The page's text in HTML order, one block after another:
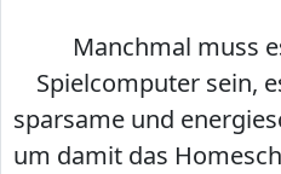
Manchmal muss
Spielcomputer sein,
sparsame und
um damit das